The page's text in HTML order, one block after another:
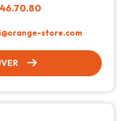
store.com